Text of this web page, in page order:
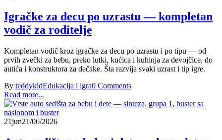
Igračke za decu po uzrastu — kompletan
vodič za roditelje
Kompletan vodič kroz igračke za decu po uzrastu i po tipu — od
prvih zvečki za bebu, preko lutki, kućica i kuhinja za devojčice, do
autića i konstruktora za dečake. Šta razvija svaki uzrast i tip igre.
By teddykidEdukacija i igra0 Comments
Read more...
21jun21/06/2026